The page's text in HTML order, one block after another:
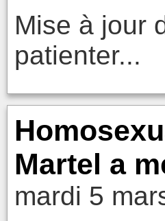
Mise à jour
patienter...
Martel a
mardi 5